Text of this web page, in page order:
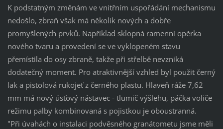
K podstatným změnám ve vnitřním uspořádání mechanismu
nedošlo, zbraň však má několik nových a dobře
promyšlených prvků. Například sklopná ramenní opěrka
nového tvaru a provedení se ve vyklopeném stavu
přemístila do osy zbraně, takže při střelbě nevzniká
dodatečný moment. Pro atraktivnější vzhled byl použit černý
lak a pistolová rukojeť z černého plastu. Hlaveň ráže 7,62
mm má nový úsťový nástavec - tlumič výšlehu, páčka voliče
režimu palby kombinovaná s pojistkou je oboustranná.
"Při úvahách o instalaci podvěsného granátometu jsme měli